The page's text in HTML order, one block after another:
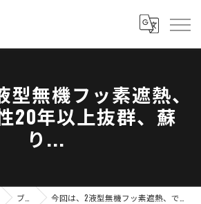
無機フッ素遮熱、
20年以上抜群、蘇
り...
ブログ 今回は、2液型無機フッ素遮熱、で、耐候性20年以上抜群、蘇り...